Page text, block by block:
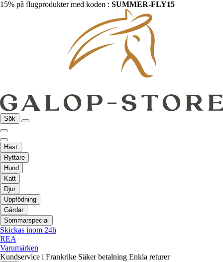
15% på flugprodukter med koden : SUMMER-FLY15
Sök
Häst
Ryttare
Hund
Katt
Djur
Uppfödning
Gårdar
Sommarspecial
Skickas inom 24h
REA
Varumärken
Kundservice i Frankrike Säker betalning Enkla returer